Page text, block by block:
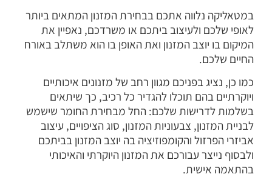
במטאליקה נלווה אתכם בבחירת המזנון המתאים ביותר
לאופי שלכם ולעיצוב ביתכם או משרדכם, נאפיין את
המיקום בו יוצב המזנון ואת האופן בו הוא משתלב באורח
החיים שלכם.
כמו כן, נציג בפניכם מגוון רחב של מזנונים איכותיים
ויוקרתיים בהם תוכלו להגדיר כל רכיב, כך שיתאים
בשלמות לדרישות שלכם: החל מבחירת החומר שישמש
לבניית המזנון, צבעוניות המזנון, סוג הציפויים, עיצוב
אביזרי הפרזול והקומפוזיציה בה יוצב המזנון בביתכם
ולבסוף נייצר עבורכם את המזנון היוקרתי והאיכותי
בהתאמה אישית.